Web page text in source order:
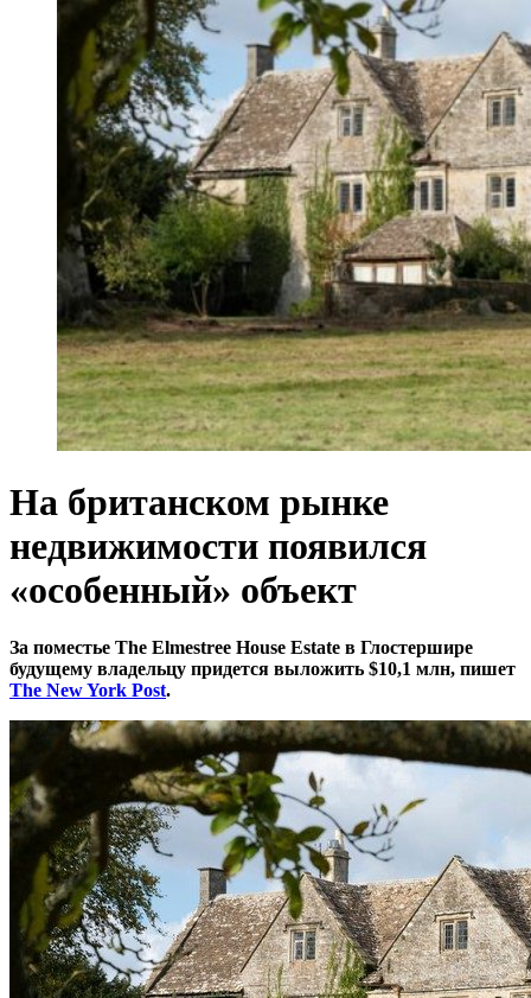
На британском рынке
недвижимости появился
«особенный» объект
За поместье The Elmestree House Estate в Глостершире
будущему владельцу придется выложить $10,1 млн, пишет
The New York Post.